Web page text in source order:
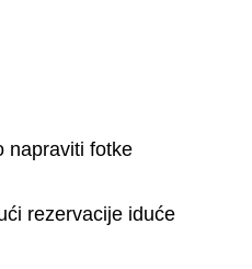
napraviti fotke
rezervacije iduće